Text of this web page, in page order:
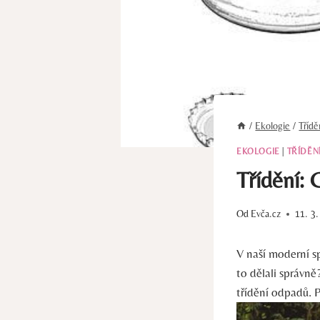
/ Ekologie /
EKOLOGIE
Třídění:
Od Evča.cz 11.
V naší moderní
to dělali
třídění odpadů.